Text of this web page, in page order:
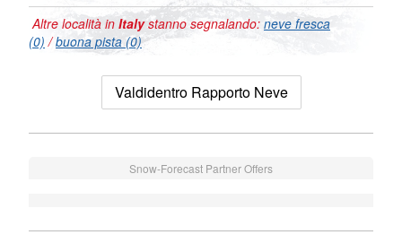
Altre località in Italystanno segnalando: neve fresca
(0) /buona pista (0)
Valdidentro Rapporto Neve
Snow-Forecast Partner Offers